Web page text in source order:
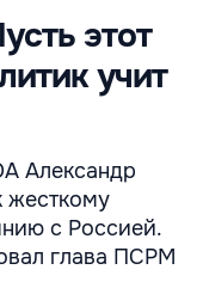
этот
учит
Александр
жесткому
с Россией.
глава ПСРМ